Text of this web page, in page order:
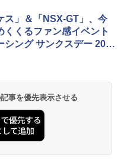
ス」＆「NSX-GT」、今
くくるファン感イベント
シング サンクスデー 202
事を優先表示させる